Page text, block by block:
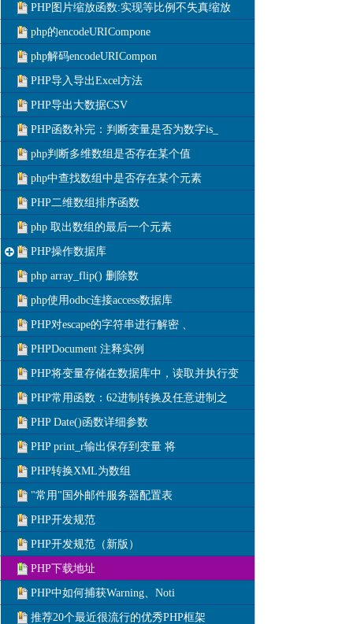
PHP图片缩放函数:实现等比例不失真缩放
php的encodeURICompone
php解码encodeURICompon
PHP导入导出Excel方法
PHP导出大数据CSV
PHP函数补完：判断变量是否为数字is_
php判断多维数组是否存在某个值
php中查找数组中是否存在某个元素
PHP二维数组排序函数
php 取出数组的最后一个元素
PHP操作数据库
php array_flip() 删除数
php使用odbc连接access数据库
PHP对escape的字符串进行解密 、
PHPDocument 注释实例
PHP将变量存储在数据库中，读取并执行变
PHP常用函数：62进制转换及任意进制之
PHP Date()函数详细参数
PHP print_r输出保存到变量 将
PHP转换XML为数组
"常用"国外邮件服务器配置表
PHP开发规范
PHP开发规范（新版）
PHP下载地址
PHP中如何捕获Warning、Noti
推荐20个最近很流行的优秀PHP框架